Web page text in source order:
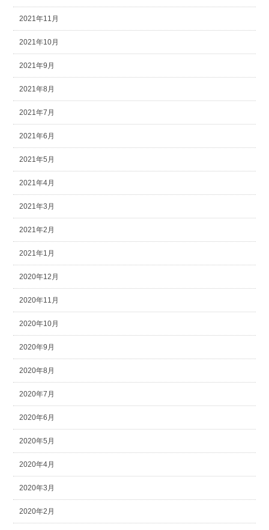
2021年11月
2021年10月
2021年9月
2021年8月
2021年7月
2021年6月
2021年5月
2021年4月
2021年3月
2021年2月
2021年1月
2020年12月
2020年11月
2020年10月
2020年9月
2020年8月
2020年7月
2020年6月
2020年5月
2020年4月
2020年3月
2020年2月